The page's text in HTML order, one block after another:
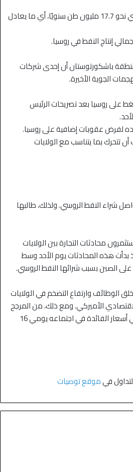
وبالمثل، تكرر مصفاة كيريتشي نحو 17.7 مليون طن سنويًا، أي ما يعادل
باشكورتوستان أن إحدى شركات
الجوية الأخيرة.
على روسيا بعد تصريحات الرئيس
لفرض عقوبات إضافية على روسيا.
تتحرك بما يتناسب مع الولايات
شراء النفط الروسي. ولذلك، طالبها
محادثات التجارة بين الولايات
بدأت هذه المحادثات يوم الأحد وسط
الصين بسبب شرائها النفط الروسي.
خلق الوظائف وارتفاع التضخم في الولايات
الأميركي. ومع ذلك، من المرجح
أن يخفض الاحتياطي الفيدرالي أسعار الفائدة في اجتماعه يومي 16
فيموقع توصيات